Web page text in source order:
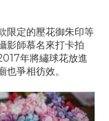
限定的壓花御朱印等
影師慕名來打卡拍
年將繡球花放進
爭相彷效。